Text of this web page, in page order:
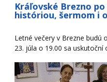
Kráľovské Brezno
históriou, šermom i
Letné večery v Brezne budú
23. júla o 19.00 sa uskutoční